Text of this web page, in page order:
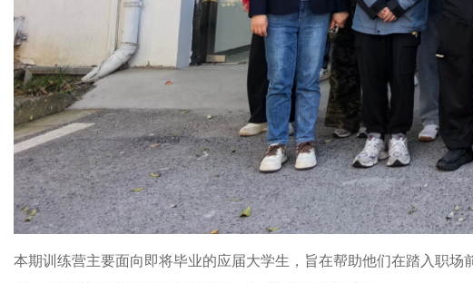
本期训练营主要面向即将毕业的应届大学生，旨在帮助他们在踏入职